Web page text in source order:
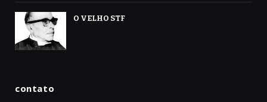
O VELHO STF
contato